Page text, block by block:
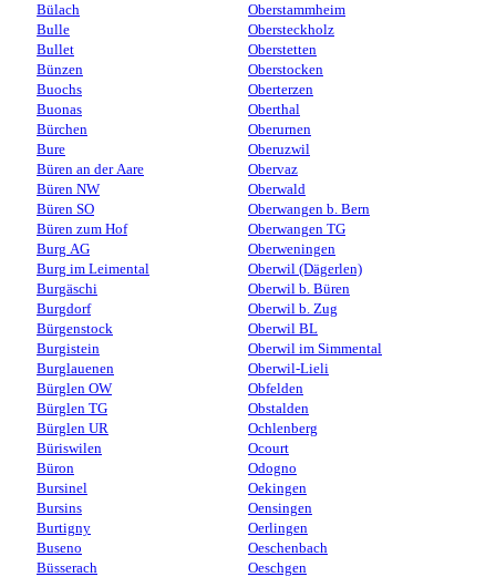
Bülach
Bulle
Bullet
Bünzen
Buochs
Buonas
Bürchen
Bure
Büren an der Aare
Büren NW
Büren SO
Büren zum Hof
Burg AG
Burg im Leimental
Burgäschi
Burgdorf
Bürgenstock
Burgistein
Burglauenen
Bürglen OW
Bürglen TG
Bürglen UR
Büriswilen
Büron
Bursinel
Bursins
Burtigny
Buseno
Büsserach
Oberstammheim
Obersteckholz
Oberstetten
Oberstocken
Oberterzen
Oberthal
Oberurnen
Oberuzwil
Obervaz
Oberwald
Oberwangen b. Bern
Oberwangen TG
Oberweningen
Oberwil (Dägerlen)
Oberwil b. Büren
Oberwil b. Zug
Oberwil BL
Oberwil im Simmental
Oberwil-Lieli
Obfelden
Obstalden
Ochlenberg
Ocourt
Odogno
Oekingen
Oensingen
Oerlingen
Oeschenbach
Oeschgen